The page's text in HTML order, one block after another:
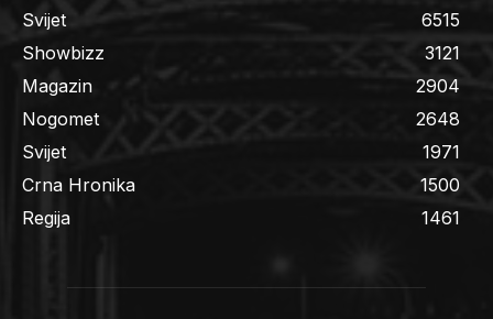
Svijet
6515
Showbizz
3121
Magazin
2904
Nogomet
2648
Svijet
1971
Crna Hronika
1500
Regija
1461